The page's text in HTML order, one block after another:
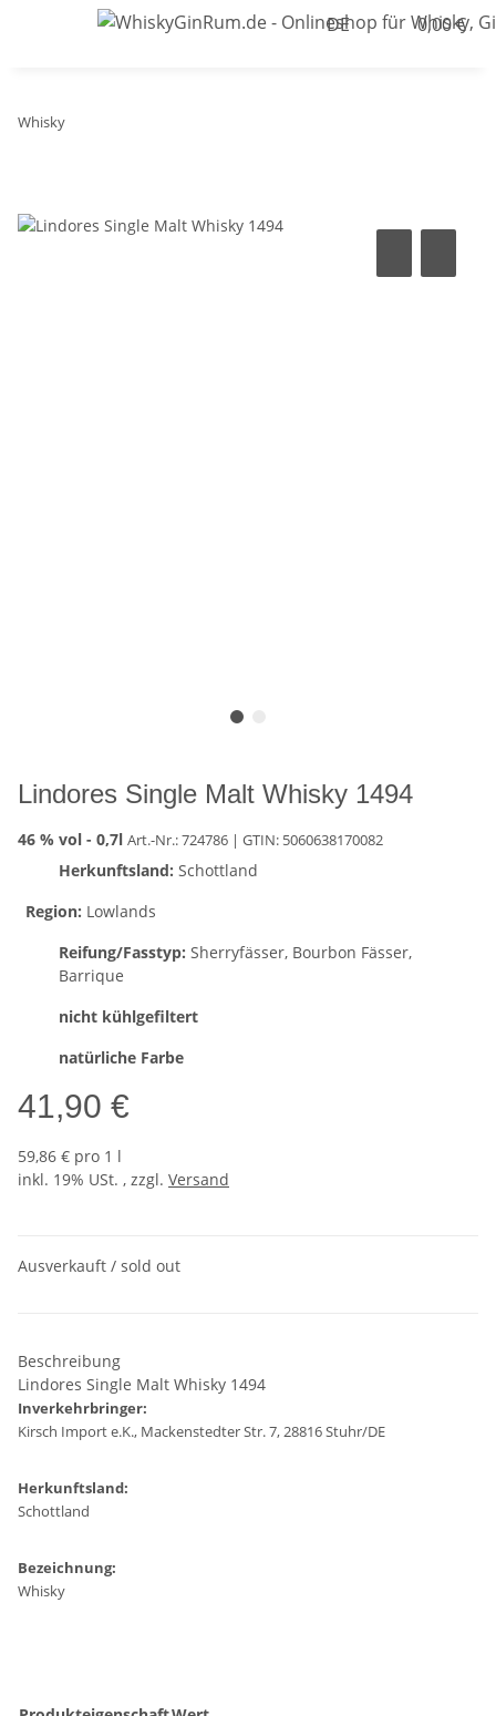
DE 0,00 €
Whisky
Lindores Single Malt Whisky 1494
46 % vol - 0,7l Art.-Nr.: 724786 | GTIN: 5060638170082
Herkunftsland: Schottland
Region: Lowlands
Reifung/Fasstyp: Sherryfässer, Bourbon Fässer,
Barrique
nicht kühlgefiltert
natürliche Farbe
41,90 €
59,86 € pro 1 l
inkl. 19% USt. , zzgl. Versand
Ausverkauft / sold out
Beschreibung
Lindores Single Malt Whisky 1494
Inverkehrbringer:
Kirsch Import e.K., Mackenstedter Str. 7, 28816 Stuhr/DE
Herkunftsland:
Schottland
Bezeichnung:
Whisky